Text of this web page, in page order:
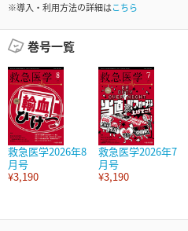
※導入・利用方法の詳細はこちら
巻号一覧
救急医学2026年8
月号
¥3,190
救急医学2026年7
月号
¥3,190